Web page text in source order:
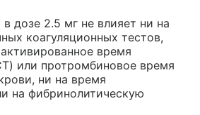
дозе 2.5 мг не влияет ни на
коагуляционных тестов,
время
или протромбиновое время
ни на время
на фибринолитическую